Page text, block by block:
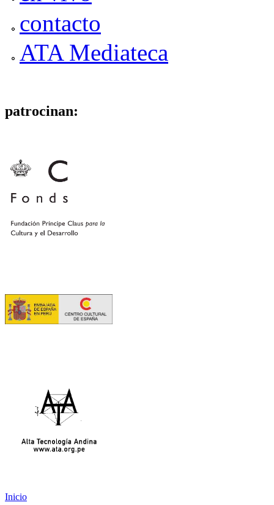
contacto
ATA Mediateca
patrocinan:
Inicio